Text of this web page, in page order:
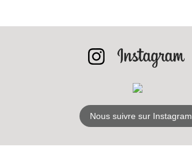
Nous suivre sur Instagram